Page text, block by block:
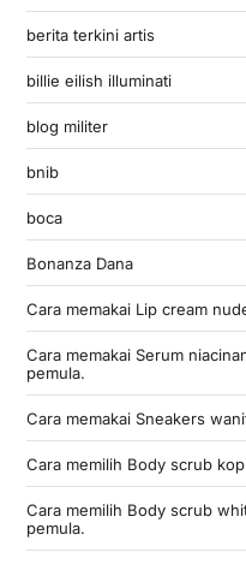
berita terkini artis
billie eilish illuminati
blog militer
bnib
boca
Bonanza Dana
Cara memakai Lip cream
Cara memakai Serum
pemula.
Cara memakai Sneakers
Cara memilih Body scrub
Cara memilih Body scrub
pemula.